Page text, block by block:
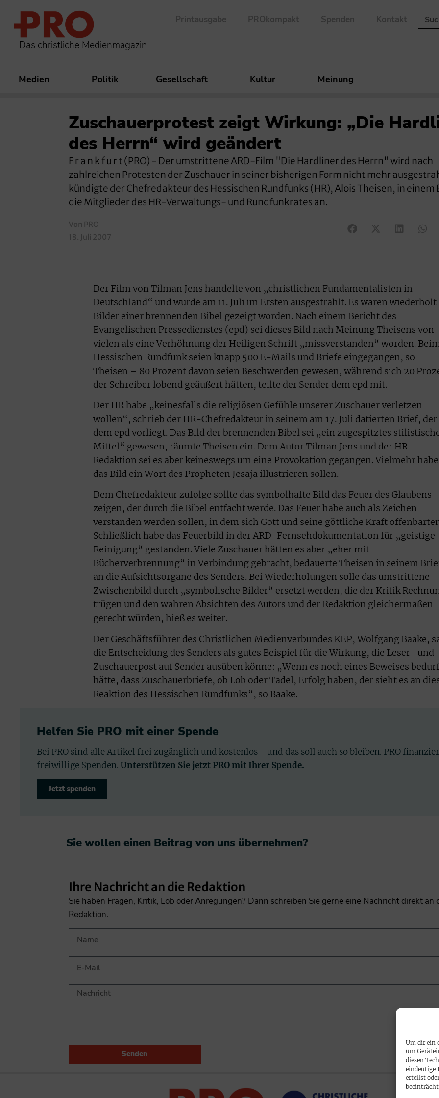
Um dir ein
um
diesen
eindeutige
erteilst
Das christliche Medienmagazin
Printausgabe PROkompakt Spenden Kontakt
Medien Politik Gesellschaft Kultur Meinung
Zuschauerprotest zeigt Wirkung: „Die
des Herrn“ wird geändert
F r a n k f u r t (PRO) - Der umstrittene ARD-Film "Die Hardliner des Herrn" wird nach
zahlreichen Protesten der Zuschauer in seiner bisherigen Form nicht mehr
kündigte der Chefredakteur des Hessischen Rundfunks (HR), Alois Theisen, in einem
die Mitglieder des HR-Verwaltungs- und Rundfunkrates an.
Von PRO
18. Juli 2007
Der Film von Tilman Jens handelte von „christlichen Fundamentalisten in
Deutschland“ und wurde am 11. Juli im Ersten ausgestrahlt. Es waren wiederholt
Bilder einer brennenden Bibel gezeigt worden. Nach einem Bericht des
Evangelischen Pressedienstes (epd) sei dieses Bild nach Meinung Theisens von
vielen als eine Verhöhnung der Heiligen Schrift „missverstanden“ worden.
Hessischen Rundfunk seien knapp 500 E-Mails und Briefe eingegangen, so
Theisen – 80 Prozent davon seien Beschwerden gewesen, während sich 20
der Schreiber lobend geäußert hätten, teilte der Sender dem epd mit.
Der HR habe „keinesfalls die religiösen Gefühle unserer Zuschauer verletzen
wollen“, schrieb der HR-Chefredakteur in seinem am 17. Juli datierten Brief, der
dem epd vorliegt. Das Bild der brennenden Bibel sei „ein zugespitztes
Mittel“ gewesen, räumte Theisen ein. Dem Autor Tilman Jens und der HR-
Redaktion sei es aber keineswegs um eine Provokation gegangen. Vielmehr habe
das Bild ein Wort des Propheten Jesaja illustrieren sollen.
Dem Chefredakteur zufolge sollte das symbolhafte Bild das Feuer des Glaubens
zeigen, der durch die Bibel entfacht werde. Das Feuer habe auch als Zeichen
verstanden werden sollen, in dem sich Gott und seine göttliche Kraft
Schließlich habe das Feuerbild in der ARD-Fernsehdokumentation für „geistige
Reinigung“ gestanden. Viele Zuschauer hätten es aber „eher mit
Bücherverbrennung“ in Verbindung gebracht, bedauerte Theisen in seinem
an die Aufsichtsorgane des Senders. Bei Wiederholungen solle das umstrittene
Zwischenbild durch „symbolische Bilder“ ersetzt werden, die der Kritik
trügen und den wahren Absichten des Autors und der Redaktion gleichermaßen
gerecht würden, hieß es weiter.
Der Geschäftsführer des Christlichen Medienverbundes KEP, Wolfgang Baake,
die Entscheidung des Senders als gutes Beispiel für die Wirkung, die Leser- und
Zuschauerpost auf Sender ausüben könne: „Wenn es noch eines Beweises
hätte, dass Zuschauerbriefe, ob Lob oder Tadel, Erfolg haben, der sieht es an
Reaktion des Hessischen Rundfunks“, so Baake.
Helfen Sie PRO mit einer Spende
Bei PRO sind alle Artikel frei zugänglich und kostenlos - und das soll auch so bleiben. PRO
freiwillige Spenden. Unterstützen Sie jetzt PRO mit Ihrer Spende.
Jetzt spenden
Sie wollen einen Beitrag von uns übernehmen?​
Ihre Nachricht an die Redaktion
Sie haben Fragen, Kritik, Lob oder Anregungen? Dann schreiben Sie gerne eine Nachricht direkt an
Redaktion.
Senden